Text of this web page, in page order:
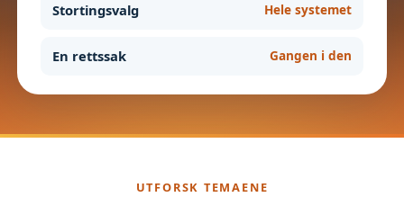
Stortingsvalg Hele systemet
En rettssak Gangen i den
UTFORSK TEMAENE